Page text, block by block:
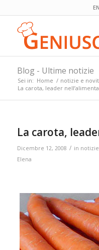
EN
Blog - Ultime notizie
Sei in: Home / notizie e
La carota, leader
La carota,
Dicembre 12, 2008 / in
Elena